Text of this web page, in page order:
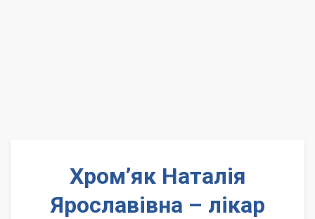
Хром’як Наталія
Ярославівна – лікар